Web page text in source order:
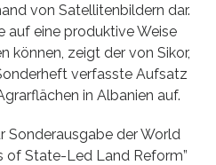
von Satellitenbildern dar.
auf eine produktive Weise
können, zeigt der von Sikor,
verfasste Aufsatz
in Albanien auf.
Sonderausgabe der World
of State-Led Land Reform”